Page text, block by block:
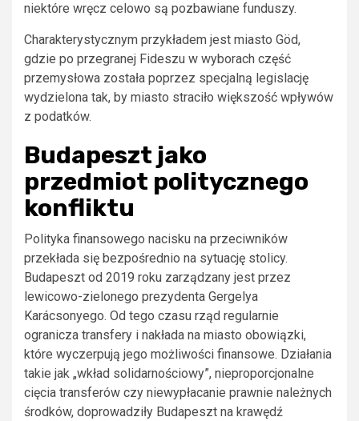
niektóre wręcz celowo są pozbawiane funduszy.
Charakterystycznym przykładem jest miasto Göd,
gdzie po przegranej Fideszu w wyborach część
przemysłowa została poprzez specjalną legislację
wydzielona tak, by miasto straciło większość wpływów
z podatków.
Budapeszt jako
przedmiot politycznego
konfliktu
Polityka finansowego nacisku na przeciwników
przekłada się bezpośrednio na sytuację stolicy.
Budapeszt od 2019 roku zarządzany jest przez
lewicowo-zielonego prezydenta Gergelya
Karácsonyego. Od tego czasu rząd regularnie
ogranicza transfery i nakłada na miasto obowiązki,
które wyczerpują jego możliwości finansowe. Działania
takie jak „wkład solidarnościowy”, nieproporcjonalne
cięcia transferów czy niewypłacanie prawnie należnych
środków, doprowadziły Budapeszt na krawędź